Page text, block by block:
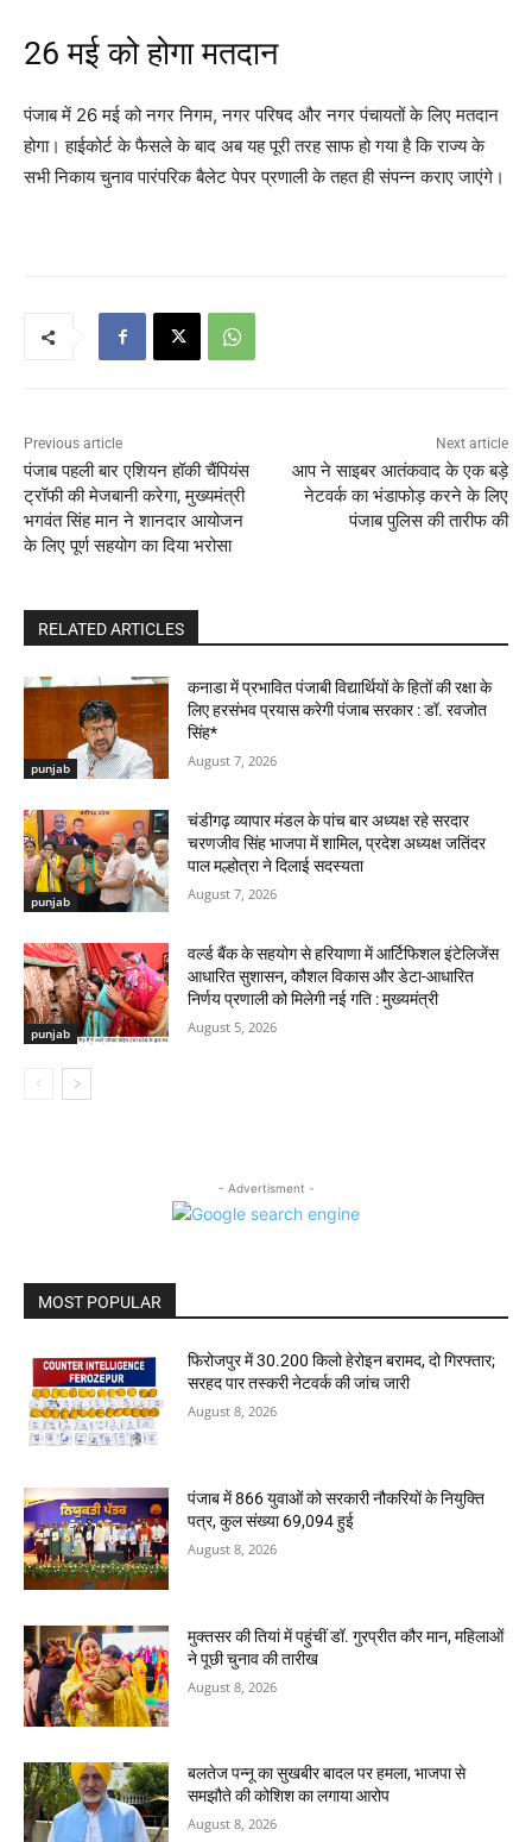
26 मई को होगा मतदान
पंजाब में 26 मई को नगर निगम, नगर परिषद और नगर पंचायतों के लिए मतदान
होगा। हाईकोर्ट के फैसले के बाद अब यह पूरी तरह साफ हो गया है कि राज्य के
सभी निकाय चुनाव पारंपरिक बैलेट पेपर प्रणाली के तहत ही संपन्न कराए जाएंगे।
Previous article
पंजाब पहली बार एशियन हॉकी चैंपियंस
ट्रॉफी की मेजबानी करेगा, मुख्यमंत्री
भगवंत सिंह मान ने शानदार आयोजन
के लिए पूर्ण सहयोग का दिया भरोसा
Next article
आप ने साइबर आतंकवाद के एक बड़े
नेटवर्क का भंडाफोड़ करने के लिए
पंजाब पुलिस की तारीफ की
RELATED ARTICLES
punjab
कनाडा में प्रभावित पंजाबी विद्यार्थियों के हितों की रक्षा के
लिए हरसंभव प्रयास करेगी पंजाब सरकार : डॉ. रवजोत
सिंह*
August 7, 2026
punjab
चंडीगढ़ व्यापार मंडल के पांच बार अध्यक्ष रहे सरदार
चरणजीव सिंह भाजपा में शामिल, प्रदेश अध्यक्ष जतिंदर
पाल मल्होत्रा ने दिलाई सदस्यता
August 7, 2026
punjab
वर्ल्ड बैंक के सहयोग से हरियाणा में आर्टिफिशल इंटेलिजेंस
आधारित सुशासन, कौशल विकास और डेटा-आधारित
निर्णय प्रणाली को मिलेगी नई गति : मुख्यमंत्री
August 5, 2026
- Advertisment -
MOST POPULAR
फिरोजपुर में 30.200 किलो हेरोइन बरामद, दो गिरफ्तार;
सरहद पार तस्करी नेटवर्क की जांच जारी
August 8, 2026
पंजाब में 866 युवाओं को सरकारी नौकरियों के नियुक्ति
पत्र, कुल संख्या 69,094 हुई
August 8, 2026
मुक्तसर की तियां में पहुंचीं डॉ. गुरप्रीत कौर मान, महिलाओं
ने पूछी चुनाव की तारीख
August 8, 2026
बलतेज पन्नू का सुखबीर बादल पर हमला, भाजपा से
समझौते की कोशिश का लगाया आरोप
August 8, 2026